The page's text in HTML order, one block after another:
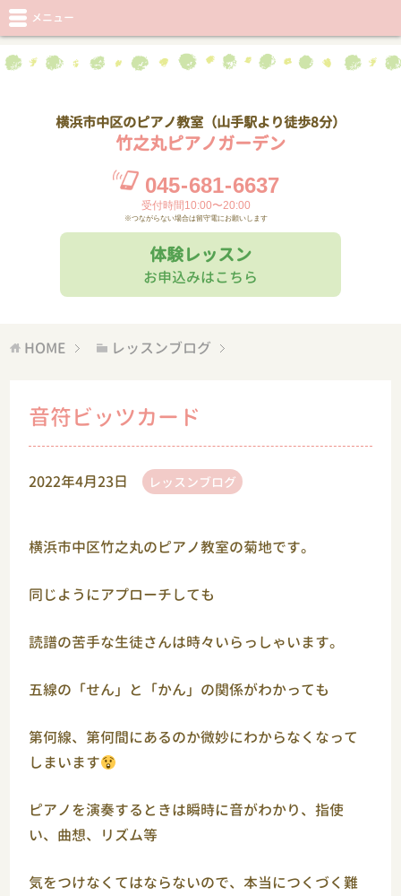
横浜市中区のピアノ教室（山手駅より徒歩8分）
竹之丸ピアノガーデン
045-681-6637
受付時間10:00〜20:00
※つながらない場合は留守電にお願いします
体験レッスン
お申込みはこちら
メニュー
HOME レッスンブログ
音符ビッツカード
2022年4月23日 レッスンブログ
横浜市中区竹之丸のピアノ教室の菊地です。
同じようにアプローチしても
読譜の苦手な生徒さんは時々いらっしゃいます。
五線の「せん」と「かん」の関係がわかっても
第何線、第何間にあるのか微妙にわからなくなって
しまいます
ピアノを演奏するときは瞬時に音がわかり、指使
い、曲想、リズム等
気をつけなくてはならないので、本当につくづく難